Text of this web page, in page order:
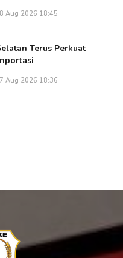
Aug 2026 18:45
Terus Perkuat
Aug 2026 18:36